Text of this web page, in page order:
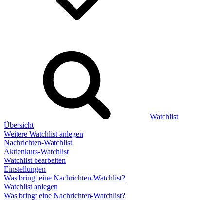
Watchlist
Übersicht
Weitere Watchlist anlegen
Nachrichten-Watchlist
Aktienkurs-Watchlist
Watchlist bearbeiten
Einstellungen
Was bringt eine Nachrichten-Watchlist?
Watchlist anlegen
Was bringt eine Nachrichten-Watchlist?